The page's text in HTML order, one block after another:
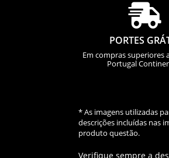

PORTES
Em compras superiores
Portugal
* As imagens utilizadas
descrições incluídas nas
produto questão.
Verifique sempre a